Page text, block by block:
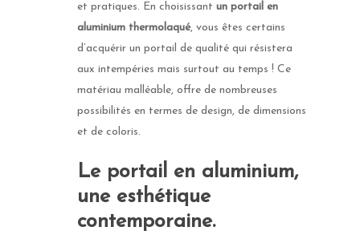
et pratiques. En choisissant un portail en
aluminium thermolaqué, vous êtes certains
d’acquérir un portail de qualité qui résistera
aux intempéries mais surtout au temps ! Ce
matériau malléable, offre de nombreuses
possibilités en termes de design, de dimensions
et de coloris.
Le portail en aluminium,
une esthétique
contemporaine.